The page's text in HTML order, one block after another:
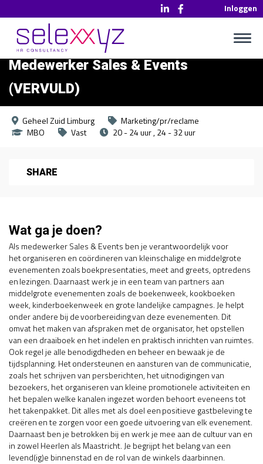
Inloggen
Medewerker Sales & Events
(VERVULD)
Geheel Zuid Limburg
Marketing/pr/reclame
MBO
Vast 20 - 24 uur 24 - 32 uur
SHARE
Wat ga je doen?
Als medewerker Sales & Events ben je verantwoordelijk voor
het organiseren en coördineren van kleinschalige en middelgrote
evenementen zoals boekpresentaties, meet and greets, optredens
en lezingen. Daarnaast werk je in een team van partners aan
middelgrote evenementen zoals de boekenweek, kookboeken
week, kinderboekenweek en grote landelijke campagnes. Je helpt
onder andere bij de voorbereiding van deze evenementen. Dit
omvat het maken van afspraken met de organisator, het opstellen
van een draaiboek en het indelen en praktisch inrichten van ruimtes.
Ook regel je alle benodigdheden en beheer en bewaak je de
tijdsplanning. Het ondersteunen en aansturen van de communicatie,
zoals het schrijven van persberichten, het uitnodigingen van
bezoekers, het organiseren van kleine promotionele activiteiten en
het bepalen welke kanalen ingezet worden behoort eveneens tot
het takenpakket. Dit alles met als doel een positieve gastbeleving te
creëren en te zorgen voor een goede uitvoering van elk evenement.
Daarnaast ben je betrokken bij en werk je mee aan de cultuur van en
in zowel Heerlen als Maastricht. Je begrijpt het belang van een
levend(ig)e binnenstad en de rol van de winkels daarbinnen.